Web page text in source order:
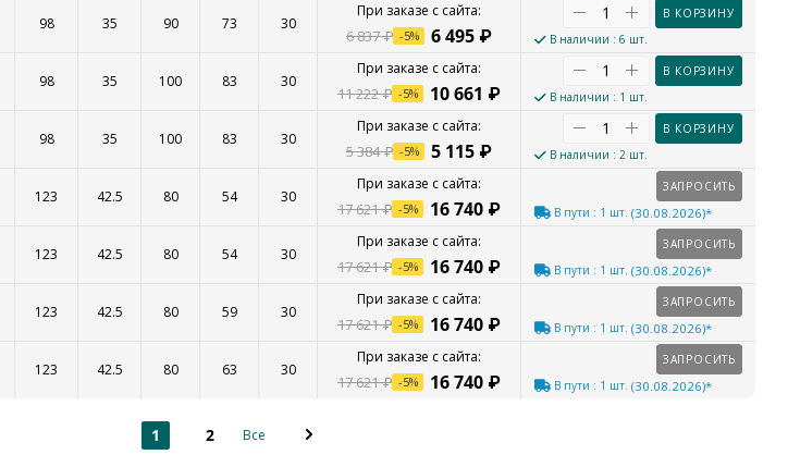
98 35 90 73 30
6 495 ₽
6 837₽ -5%
В КОРЗИНУ
В наличии : 6 шт.
98 35 100 83 30
10 661 ₽
11 222₽ -5%
В КОРЗИНУ
В наличии : 1 шт.
98 35 100 83 30
5 115 ₽
5 384₽ -5%
В КОРЗИНУ
В наличии : 2 шт.
123 42.5 80 54 30
16 740 ₽
17 621₽ -5%
ЗАПРОСИТЬ
В пути : 1 шт. (30.08.2026)*
123 42.5 80 54 30
16 740 ₽
17 621₽ -5%
ЗАПРОСИТЬ
В пути : 1 шт. (30.08.2026)*
123 42.5 80 59 30
16 740 ₽
17 621₽ -5%
ЗАПРОСИТЬ
В пути : 1 шт. (30.08.2026)*
123 42.5 80 63 30
16 740 ₽
17 621₽ -5%
ЗАПРОСИТЬ
В пути : 1 шт. (30.08.2026)*
1 2 Все